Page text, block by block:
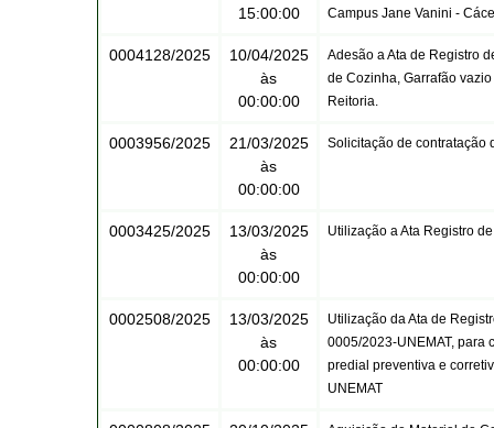
15:00:00
Campus Jane Vanini -
0004128/2025
10/04/2025
às
00:00:00
Adesão a Ata de Registro
de Cozinha, Garrafão
Reitoria.
0003956/2025
21/03/2025
às
00:00:00
Solicitação de contratação
0003425/2025
13/03/2025
às
00:00:00
Utilização a Ata Registro
0002508/2025
13/03/2025
às
00:00:00
Utilização da Ata de
0005/2023-UNEMAT, para
predial preventiva e
UNEMAT